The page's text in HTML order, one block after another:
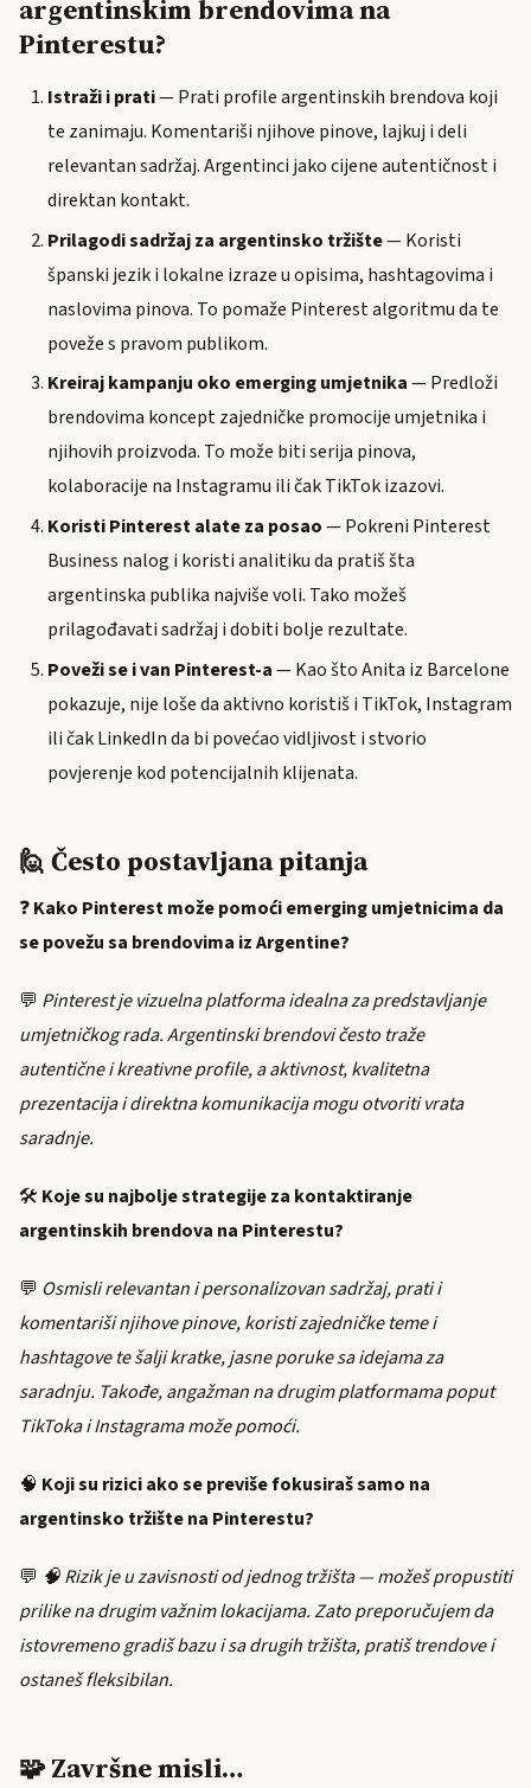
argentinskim brendovima na
Pinterestu?
Istraži i prati— Prati profile argentinskih brendova koji
te zanimaju. Komentariši njihove pinove, lajkuj i deli
relevantan sadržaj. Argentinci jako cijene autentičnost i
direktan kontakt.
Prilagodi sadržaj za argentinsko tržište— Koristi
španski jezik i lokalne izraze u opisima, hashtagovima i
naslovima pinova. To pomaže Pinterest algoritmu da te
poveže s pravom publikom.
Kreiraj kampanju oko emerging umjetnika— Predloži
brendovima koncept zajedničke promocije umjetnika i
njihovih proizvoda. To može biti serija pinova,
kolaboracije na Instagramu ili čak TikTok izazovi.
Koristi Pinterest alate za posao— Pokreni Pinterest
Business nalog i koristi analitiku da pratiš šta
argentinska publika najviše voli. Tako možeš
prilagođavati sadržaj i dobiti bolje rezultate.
Poveži se i van Pinterest-a— Kao što Anita iz Barcelone
pokazuje, nije loše da aktivno koristiš i TikTok, Instagram
ili čak LinkedIn da bi povećao vidljivost i stvorio
povjerenje kod potencijalnih klijenata.
🙋 Često postavljana pitanja
❓Kako Pinterest može pomoći emerging umjetnicima da
se povežu sa brendovima iz Argentine?
💬 Pinterest je vizuelna platforma idealna za predstavljanje
umjetničkog rada. Argentinski brendovi često traže
autentične i kreativne profile, a aktivnost, kvalitetna
prezentacija i direktna komunikacija mogu otvoriti vrata
saradnje.
🛠️ Koje su najbolje strategije za kontaktiranje
argentinskih brendova na Pinterestu?
💬 Osmisli relevantan i personalizovan sadržaj, prati i
komentariši njihove pinove, koristi zajedničke teme i
hashtagove te šalji kratke, jasne poruke sa idejama za
saradnju. Takođe, angažman na drugim platformama poput
TikToka i Instagrama može pomoći.
🧠 Koji su rizici ako se previše fokusiraš samo na
argentinsko tržište na Pinterestu?
💬 🧠 Rizik je u zavisnosti od jednog tržišta — možeš propustiti
prilike na drugim važnim lokacijama. Zato preporučujem da
istovremeno gradiš bazu i sa drugih tržišta, pratiš trendove i
ostaneš fleksibilan.
🧩 Završne misli…